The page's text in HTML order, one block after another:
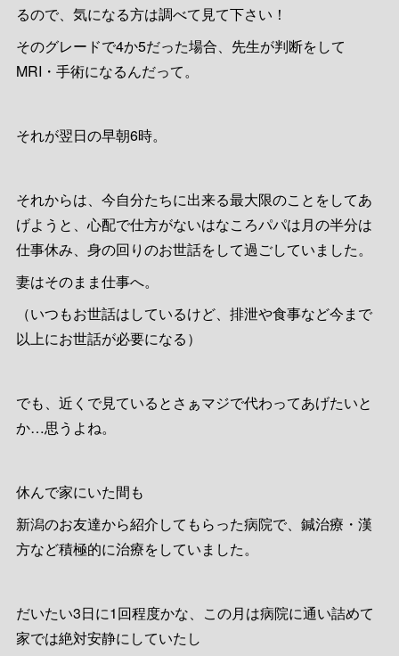
るので、気になる方は調べて見て下さい！
そのグレードで4か5だった場合、先生が判断をして
MRI・手術になるんだって。
それが翌日の早朝6時。
それからは、今自分たちに出来る最大限のことをしてあ
げようと、心配で仕方がないはなころパパは月の半分は
仕事休み、身の回りのお世話をして過ごしていました。
妻はそのまま仕事へ。
（いつもお世話はしているけど、排泄や食事など今まで
以上にお世話が必要になる）
でも、近くで見ているとさぁマジで代わってあげたいと
か…思うよね。
休んで家にいた間も
新潟のお友達から紹介してもらった病院で、鍼治療・漢
方など積極的に治療をしていました。
だいたい3日に1回程度かな、この月は病院に通い詰めて
家では絶対安静にしていたし